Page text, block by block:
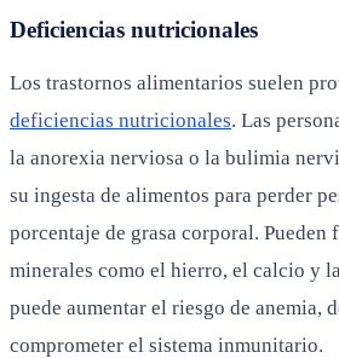
Deficiencias nutricionales
Los trastornos alimentarios suelen
deficiencias nutricionales. Las
la anorexia nerviosa o la bulimia
su ingesta de alimentos para perder
porcentaje de grasa corporal.
minerales como el hierro, el calcio y
puede aumentar el riesgo de anemia,
comprometer el sistema inmunitario.